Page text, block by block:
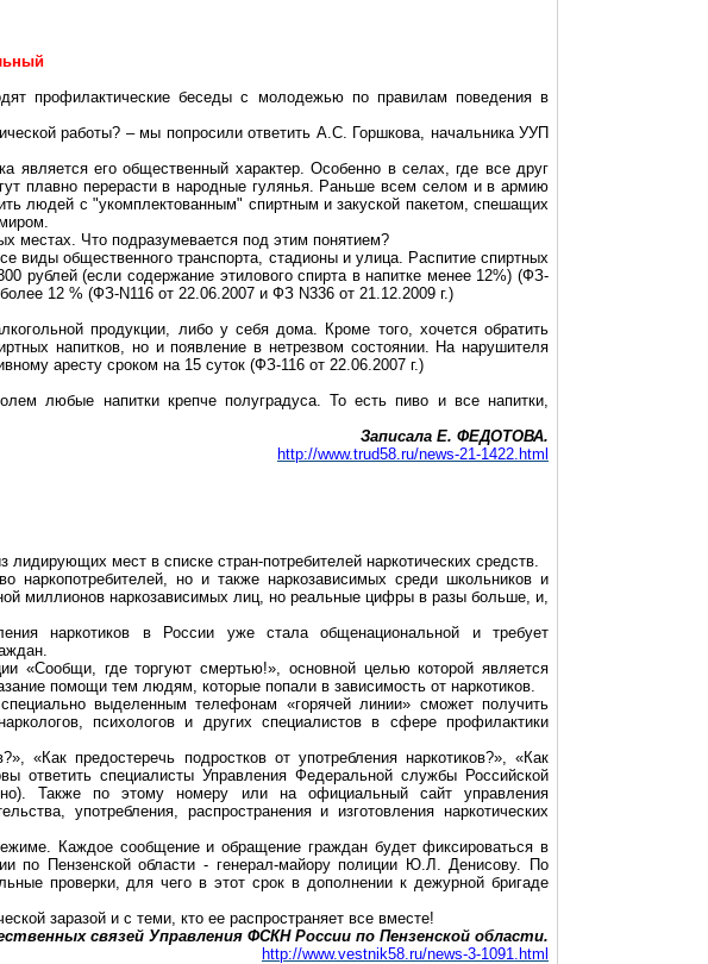
профилактические беседы с молодежью по правилам поведения в
работы? – мы попросили ответить А.С. Горшкова, начальника УУП
является его общественный характер. Особенно в селах, где все друг
плавно перерасти в народные гулянья. Раньше всем селом и в армию
людей с "укомплектованным" спиртным и закуской пакетом, спешащих
местах. Что подразумевается под этим понятием?
виды общественного транспорта, стадионы и улица. Распитие спиртных
рублей (если содержание этилового спирта в напитке менее 12%) (ФЗ-
12 % (ФЗ-N116 от 22.06.2007 и ФЗ N336 от 21.12.2009 г.)
продукции, либо у себя дома. Кроме того, хочется обратить
напитков, но и появление в нетрезвом состоянии. На нарушителя
аресту сроком на 15 суток (ФЗ-116 от 22.06.2007 г.)
любые напитки крепче полуградуса. То есть пиво и все напитки,
Записала Е. ФЕДОТОВА.
http://www.trud58.ru/news-21-1422.html
лидирующих мест в списке стран-потребителей наркотических средств.
наркопотребителей, но и также наркозависимых среди школьников и
миллионов наркозависимых лиц, но реальные цифры в разы больше, и,
наркотиков в России уже стала общенациональной и требует
«Сообщи, где торгуют смертью!», основной целью которой является
помощи тем людям, которые попали в зависимость от наркотиков.
выделенным телефонам «горячей линии» сможет получить
психологов и других специалистов в сфере профилактики
«Как предостеречь подростков от употребления наркотиков?», «Как
ответить специалисты Управления Федеральной службы Российской
Также по этому номеру или на официальный сайт управления
употребления, распространения и изготовления наркотических
Каждое сообщение и обращение граждан будет фиксироваться в
по Пензенской области - генерал-майору полиции Ю.Л. Денисову. По
проверки, для чего в этот срок в дополнении к дежурной бригаде
заразой и с теми, кто ее распространяет все вместе!
связей Управления ФСКН России по Пензенской области.
http://www.vestnik58.ru/news-3-1091.html